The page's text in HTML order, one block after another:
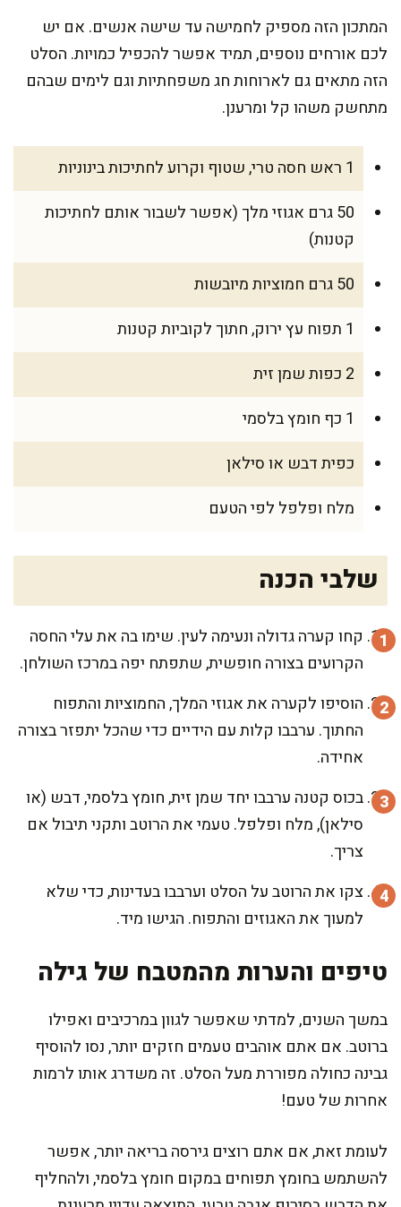
המתכון הזה מספיק לחמישה עד שישה אנשים. אם יש
לכם אורחים נוספים, תמיד אפשר להכפיל כמויות. הסלט
הזה מתאים גם לארוחות חג משפחתיות וגם לימים שבהם
מתחשק משהו קל ומרענן.
1 ראש חסה טרי, שטוף וקרוע לחתיכות בינוניות
50 גרם אגוזי מלך (אפשר לשבור אותם לחתיכות
קטנות)
50 גרם חמוציות מיובשות
1 תפוח עץ ירוק, חתוך לקוביות קטנות
2 כפות שמן זית
1 כף חומץ בלסמי
כפית דבש או סילאן
מלח ופלפל לפי הטעם
שלבי הכנה
קחו קערה גדולה ונעימה לעין. שימו בה את עלי החסה
הקרועים בצורה חופשית, שתפתח יפה במרכז השולחן.
הוסיפו לקערה את אגוזי המלך, החמוציות והתפוח
החתוך. ערבבו קלות עם הידיים כדי שהכל יתפזר בצורה
אחידה.
בכוס קטנה ערבבו יחד שמן זית, חומץ בלסמי, דבש (או
סילאן), מלח ופלפל. טעמי את הרוטב ותקני תיבול אם
צריך.
צקו את הרוטב על הסלט וערבבו בעדינות, כדי שלא
למעוך את האגוזים והתפוח. הגישו מיד.
טיפים והערות מהמטבח של גילה
במשך השנים, למדתי שאפשר לגוון במרכיבים ואפילו
ברוטב. אם אתם אוהבים טעמים חזקים יותר, נסו להוסיף
גבינה כחולה מפוררת מעל הסלט. זה משדרג אותו לרמות
אחרות של טעם!
לעומת זאת, אם אתם רוצים גירסה בריאה יותר, אפשר
להשתמש בחומץ תפוחים במקום חומץ בלסמי, ולהחליף